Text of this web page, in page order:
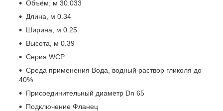
Объём, м 30.033
Длина, м 0.34
Ширина, м 0.25
Высота, м 0.39
Серия WCP
Среда применения Вода, водный раствор гликоля до
40%
Присоединительный диаметр Dn 65
Подключение Фланец